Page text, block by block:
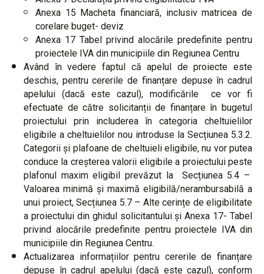
Anexa 15 Macheta financiară, inclusiv matricea de
corelare buget- deviz
Anexa 17 Tabel privind alocările predefinite pentru
proiectele IVA din municipiile din Regiunea Centru
Având în vedere faptul că apelul de proiecte este
deschis, pentru cererile de finanțare depuse în cadrul
apelului (dacă este cazul), modificările ce vor fi
efectuate de către solicitanții de finanțare în bugetul
proiectului prin includerea în categoria cheltuielilor
eligibile a cheltuielilor nou introduse la Secțiunea 5.3.2.
Categorii și plafoane de cheltuieli eligibile, nu vor putea
conduce la creșterea valorii eligibile a proiectului peste
plafonul maxim eligibil prevăzut la Secțiunea 5.4 –
Valoarea minimă și maximă eligibilă/nerambursabilă a
unui proiect, Secțiunea 5.7 – Alte cerințe de eligibilitate
a proiectului din ghidul solicitantului și Anexa 17- Tabel
privind alocările predefinite pentru proiectele IVA din
municipiile din Regiunea Centru.
Actualizarea informațiilor pentru cererile de finanțare
depuse în cadrul apelului (dacă este cazul), conform